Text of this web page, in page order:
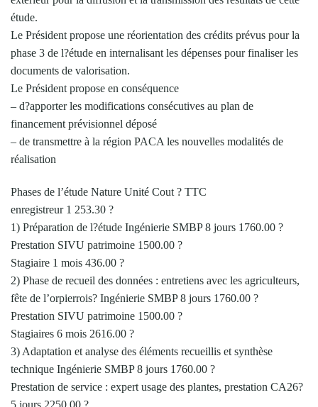
étude.
Le Président propose une réorientation des crédits prévus pour la
phase 3 de l?étude en internalisant les dépenses pour finaliser les
documents de valorisation.
Le Président propose en conséquence
– d?apporter les modifications consécutives au plan de
financement prévisionnel déposé
– de transmettre à la région PACA les nouvelles modalités de
réalisation
Phases de l’étude Nature Unité Cout ? TTC
enregistreur 1 253.30 ?
1) Préparation de l?étude Ingénierie SMBP 8 jours 1760.00 ?
Prestation SIVU patrimoine 1500.00 ?
Stagiaire 1 mois 436.00 ?
2) Phase de recueil des données : entretiens avec les agriculteurs,
fête de l’orpierrois? Ingénierie SMBP 8 jours 1760.00 ?
Prestation SIVU patrimoine 1500.00 ?
Stagiaires 6 mois 2616.00 ?
3) Adaptation et analyse des éléments recueillis et synthèse
technique Ingénierie SMBP 8 jours 1760.00 ?
Prestation de service : expert usage des plantes, prestation CA26?
5 jours 2250.00 ?